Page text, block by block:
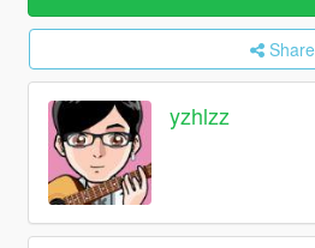
Share
yzhlzz